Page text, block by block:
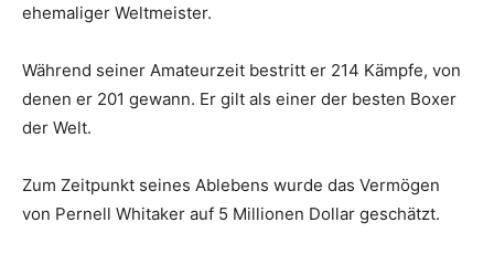
ehemaliger Weltmeister.
Während seiner Amateurzeit bestritt er 214 Kämpfe, von
denen er 201 gewann. Er gilt als einer der besten Boxer
der Welt.
Zum Zeitpunkt seines Ablebens wurde das Vermögen
von Pernell Whitaker auf 5 Millionen Dollar geschätzt.